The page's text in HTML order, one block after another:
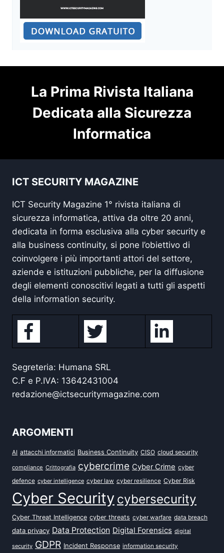
La Prima Rivista Italiana
Dedicata alla Sicurezza
Informatica
ICT SECURITY MAGAZINE
ICT Security Magazine 1° rivista italiana di
sicurezza informatica, attiva da oltre 20 anni,
dedicata in forma esclusiva alla cyber security e
alla business continuity, si pone l’obiettivo di
coinvolgere i più importanti attori del settore,
aziende e istituzioni pubbliche, per la diffusione
degli elementi conoscitivi legati a tutti gli aspetti
della information security.
Segreteria: Humana SRL
C.F e P.IVA: 13642431004
redazione@ictsecuritymagazine.com
ARGOMENTI
AI attacchi informatici Business Continuity CISO cloud security
compliance Crittografia cybercrime Cyber Crime cyber
defence cyber intelligence cyber law cyber resilience Cyber Risk
Cyber Security cybersecurity
Cyber Threat Intelligence cyber threats cyber warfare data breach
data privacy Data Protection Digital Forensics digital
security GDPR Incident Response information security